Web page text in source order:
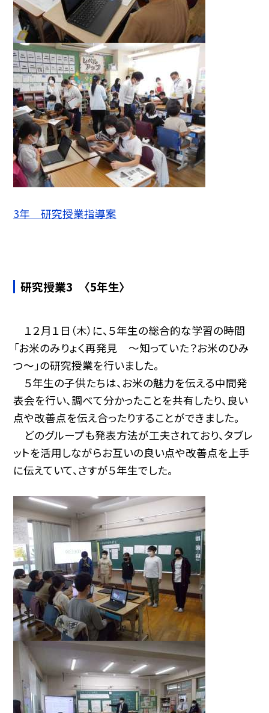
3年 研究授業指導案
研究授業3 〈5年生〉
１２月１日（木）に、５年生の総合的な学習の時間
「お米のみりょく再発見 〜知っていた？お米のひみ
つ〜」の研究授業を行いました。
５年生の子供たちは、お米の魅力を伝える中間発
表会を行い、調べて分かったことを共有したり、良い
点や改善点を伝え合ったりすることができました。
どのグループも発表方法が工夫されており、タブレ
ットを活用しながらお互いの良い点や改善点を上手
に伝えていて、さすが５年生でした。